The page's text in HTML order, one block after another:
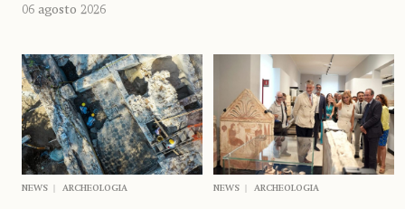
06 agosto 2026
NEWS ARCHEOLOGIA NEWS ARCHEOLOGIA